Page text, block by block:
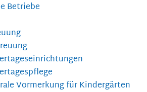
Betriebe
Vormerkung für Kindergärten